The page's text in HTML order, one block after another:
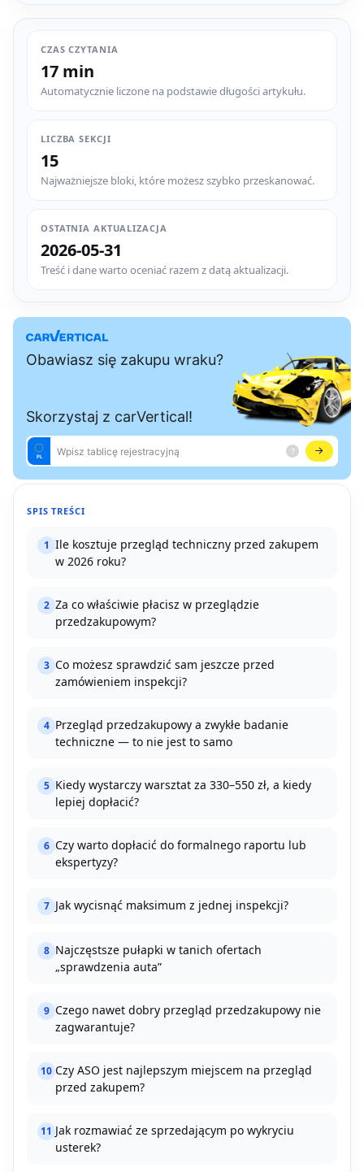
CZAS CZYTANIA
17 min
Automatycznie liczone na podstawie długości artykułu.
LICZBA SEKCJI
15
Najważniejsze bloki, które możesz szybko przeskanować.
OSTATNIA AKTUALIZACJA
2026-05-31
Treść i dane warto oceniać razem z datą aktualizacji.
SPIS TREŚCI
1 Ile kosztuje przegląd techniczny przed zakupem
w 2026 roku?
2 Za co właściwie płacisz w przeglądzie
przedzakupowym?
3 Co możesz sprawdzić sam jeszcze przed
zamówieniem inspekcji?
4 Przegląd przedzakupowy a zwykłe badanie
techniczne — to nie jest to samo
5 Kiedy wystarczy warsztat za 330–550 zł, a kiedy
lepiej dopłacić?
6 Czy warto dopłacić do formalnego raportu lub
ekspertyzy?
7 Jak wycisnąć maksimum z jednej inspekcji?
8 Najczęstsze pułapki w tanich ofertach
„sprawdzenia auta”
9 Czego nawet dobry przegląd przedzakupowy nie
zagwarantuje?
10 Czy ASO jest najlepszym miejscem na przegląd
przed zakupem?
11 Jak rozmawiać ze sprzedającym po wykryciu
usterek?